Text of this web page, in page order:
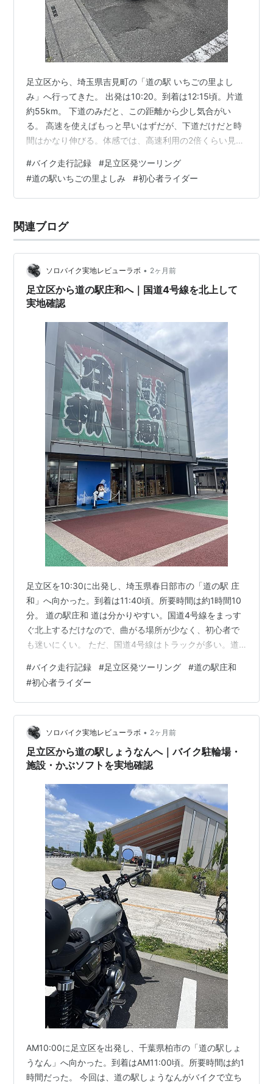
足立区から、埼玉県吉見町の「道の駅 いちごの里よし
み」へ行ってきた。 出発は10:20。到着は12:15頃。片道
約55km。 下道のみだと、この距離から少し気合がい
る。 高速を使えばもっと早いはずだが、下道だけだと時
間はかなり伸びる。体感では、高速利用の2倍くらい見て
ぎとより、明らかに一段遠い。初心者の慣らし運転とし
ては成立するが、少し気合は必要。 これくらい走ると、
目的地に着いた時点で「よし、来たな」という感じがあ
あった。台数は6〜7台分くらい。 いちごの里よしみバイ
ク駐輪場 施設は、物産…
#バイク走行記録 #足立区発ツーリング
#道の駅いちごの里よしみ #初心者ライダー
関連ブログ
ソロバイク実地レビューラボ • 2ヶ月前
足立区から道の駅庄和へ｜国道4号線を北上して
実地確認
足立区を10:30に出発し、埼玉県春日部市の「道の駅 庄
和」へ向かった。到着は11:40頃。所要時間は約1時間10
分。 道の駅庄和 道は分かりやすい。国道4号線をまっす
ぐ北上するだけなので、曲がる場所が少なく、初心者で
も迷いにくい。 ただ、国道4号線はトラックが多い。道
れる練習に近い。 道の駅庄和に着くと、バイク置き場は
空いていた。車もそれなりに停まっていたが、台数の割
には施設内の人はまばら。 トイレ休憩や小休止には使い
やすい場所だと思う。駐車場も分かりやすく、施設にも
入りやすい。国道4号線を北上する途中で一度休む場所と
しては、かなり使いやすい…
#バイク走行記録 #足立区発ツーリング #道の駅庄和
#初心者ライダー
ソロバイク実地レビューラボ • 2ヶ月前
足立区から道の駅しょうなんへ｜バイク駐輪場・
施設・かぶソフトを実地確認
AM10:00に足立区を出発し、千葉県柏市の「道の駅しょ
うなん」へ向かった。到着はAM11:00頃。所要時間は約1
時間だった。 今回は、道の駅しょうなんがバイクで立ち